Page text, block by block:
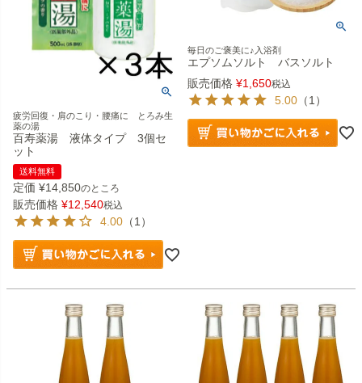
疲労回復・肩のこり・腰痛に とろみ生
薬の湯
百寿薬湯 液体タイプ 3個セ
ット
送料無料
定価 ¥14,850のところ
販売価格 ¥12,540税込
4.00 （1）
毎日のご褒美に♪入浴剤
エプソムソルト バスソルト
販売価格 ¥1,650税込
5.00 （1）